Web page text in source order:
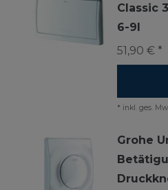
Classic
6-9l
51,90 € *
* inkl. ges.
Grohe